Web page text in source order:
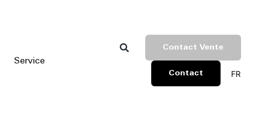
Service
Contact Vente
Contact FR